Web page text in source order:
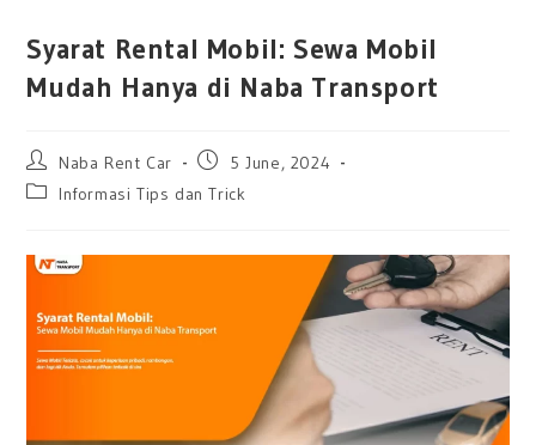
Syarat Rental Mobil: Sewa Mobil
Mudah Hanya di Naba Transport
Naba Rent Car
5 June, 2024
Informasi Tips dan Trick